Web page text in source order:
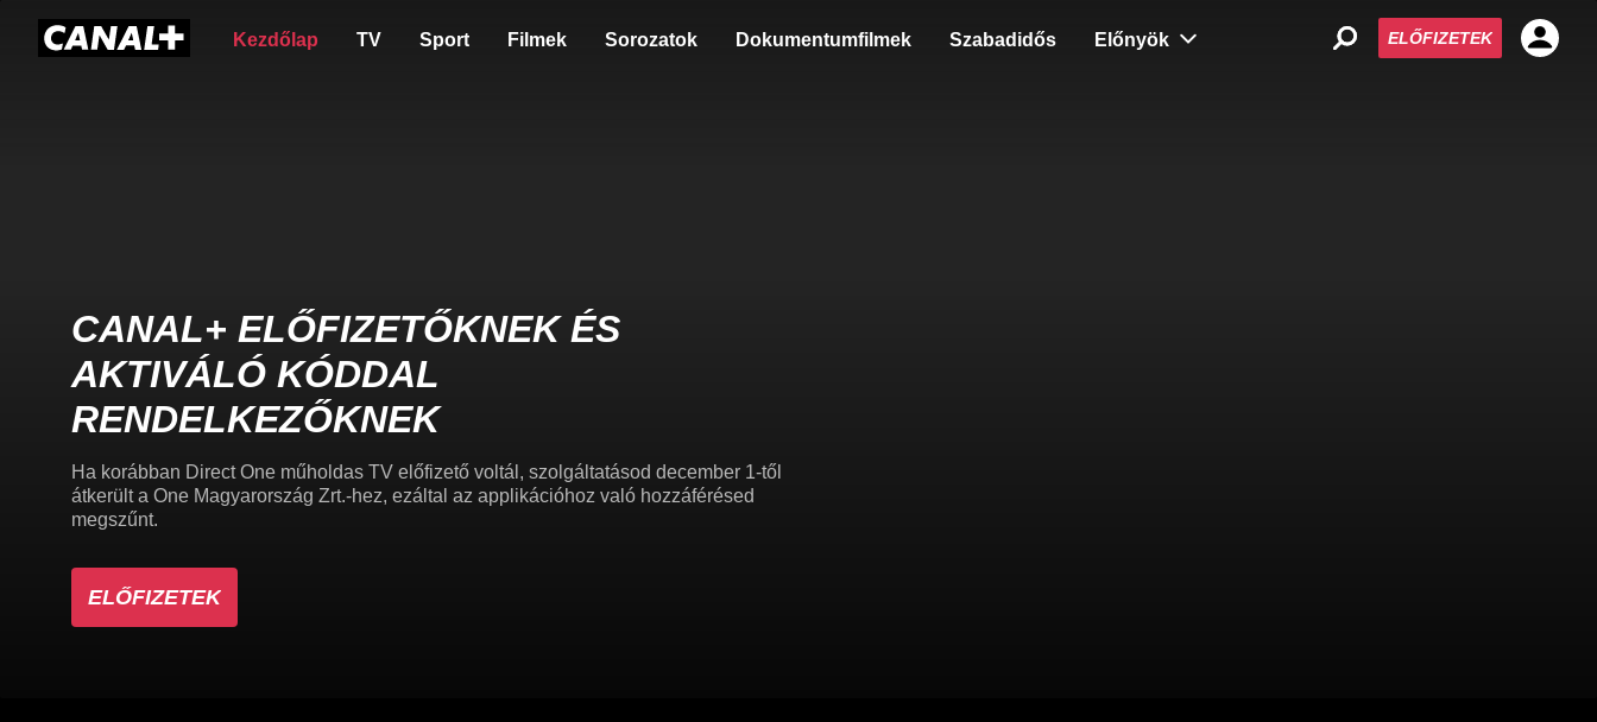
Kezdőlap TV Sport Filmek Sorozatok Dokumentumfilmek Szabadidős Előnyök ELŐFIZETEK
CANAL+ ELŐFIZETŐKNEK ÉS
AKTIVÁLÓ KÓDDAL
RENDELKEZŐKNEK
Ha korábban Direct One műholdas TV előfizető voltál, szolgáltatásod december 1-től
átkerült a One Magyarország Zrt.-hez, ezáltal az applikációhoz való hozzáférésed
megszűnt.
ELŐFIZETEK